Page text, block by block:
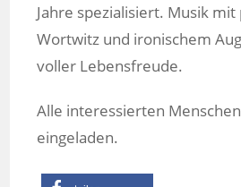
Jahre spezialisiert. Musik
Wortwitz und ironischem
voller Lebensfreude.
Alle interessierten
eingeladen.